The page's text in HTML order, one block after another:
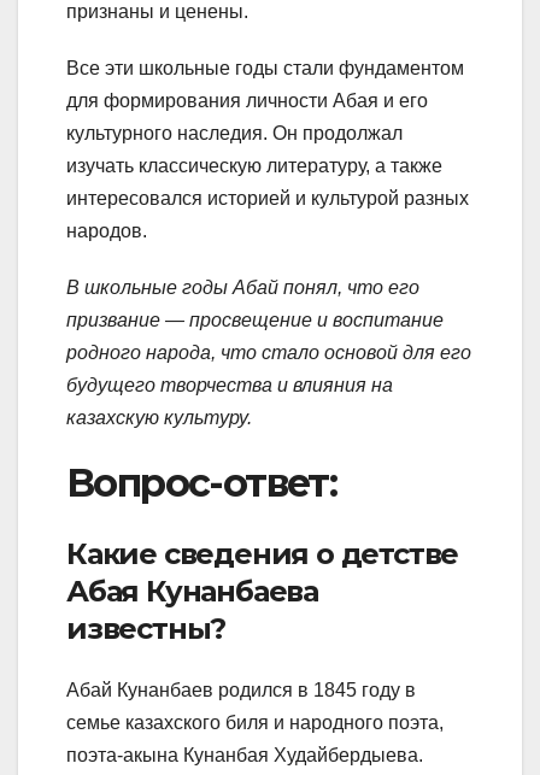
признаны и ценены.
Все эти школьные годы стали фундаментом
для формирования личности Абая и его
культурного наследия. Он продолжал
изучать классическую литературу, а также
интересовался историей и культурой разных
народов.
В школьные годы Абай понял, что его
призвание — просвещение и воспитание
родного народа, что стало основой для его
будущего творчества и влияния на
казахскую культуру.
Вопрос-ответ:
Какие сведения о детстве
Абая Кунанбаева
известны?
Абай Кунанбаев родился в 1845 году в
семье казахского биля и народного поэта,
поэта-акына Кунанбая Худайбердыева.